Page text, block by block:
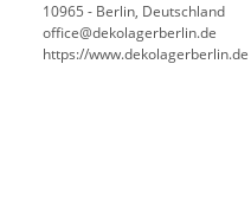
10965 - Berlin, Deutschland
office@dekolagerberlin.de
https://www.dekolagerberlin.de